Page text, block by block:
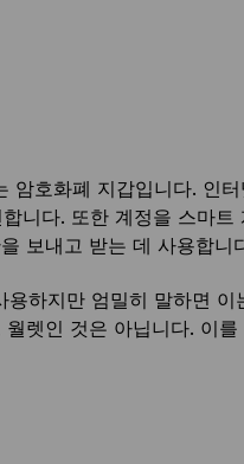
암호화폐 지갑입니다. 인
니다. 또한 계정을 스마트
보내고 받는 데 사용합니
용하지만 엄밀히 말하면
렛인 것은 아닙니다. 이를